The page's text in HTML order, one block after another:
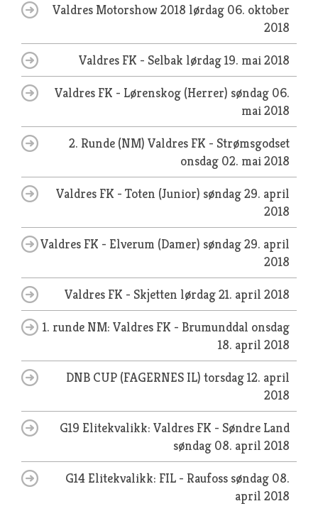
Valdres Motorshow 2018 lørdag 06. oktober
2018
Valdres FK - Selbak lørdag 19. mai 2018
Valdres FK - Lørenskog (Herrer) søndag 06.
mai 2018
2. Runde (NM) Valdres FK - Strømsgodset
onsdag 02. mai 2018
Valdres FK - Toten (Junior) søndag 29. april
2018
Valdres FK - Elverum (Damer) søndag 29. april
2018
Valdres FK - Skjetten lørdag 21. april 2018
1. runde NM: Valdres FK - Brumunddal onsdag
18. april 2018
DNB CUP (FAGERNES IL) torsdag 12. april
2018
G19 Elitekvalikk: Valdres FK - Søndre Land
søndag 08. april 2018
G14 Elitekvalikk: FIL - Raufosssøndag 08.
april 2018